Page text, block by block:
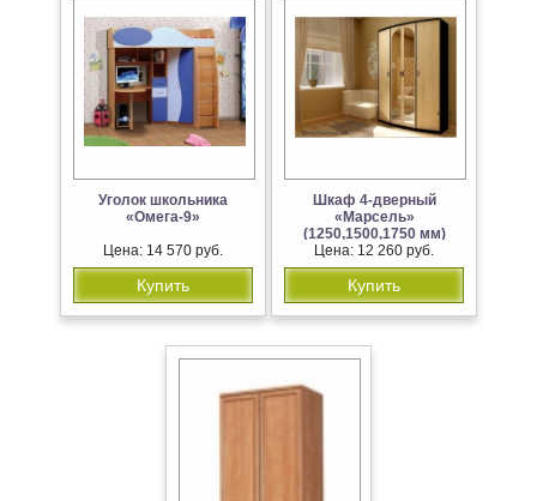
Уголок школьника
«Омега-9»
Цена: 14 570 руб.
Купить
Шкаф 4-дверный
«Марсель»
(1250,1500,1750 мм)
Цена: 12 260 руб.
Купить